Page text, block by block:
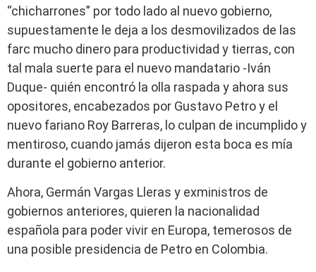
“chicharrones” por todo lado al nuevo gobierno,
supuestamente le deja a los desmovilizados de las
farc mucho dinero para productividad y tierras, con
tal mala suerte para el nuevo mandatario -Iván
Duque- quién encontró la olla raspada y ahora sus
opositores, encabezados por Gustavo Petro y el
nuevo fariano Roy Barreras, lo culpan de incumplido y
mentiroso, cuando jamás dijeron esta boca es mía
durante el gobierno anterior.
Ahora, Germán Vargas Lleras y exministros de
gobiernos anteriores, quieren la nacionalidad
española para poder vivir en Europa, temerosos de
una posible presidencia de Petro en Colombia.